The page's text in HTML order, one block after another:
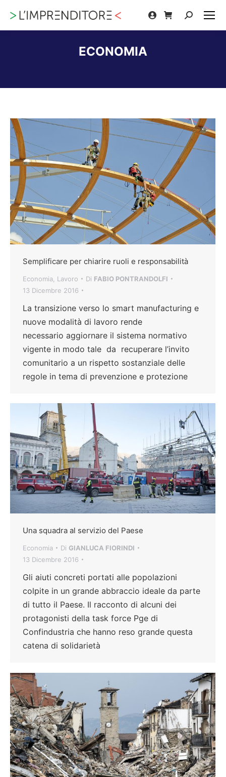
Cerca:
ECONOMIA
Semplificare per chiarire ruoli e responsabilità
Economia Lavoro Di FABIO PONTRANDOLFI
13 Dicembre 2016
La transizione verso lo smart manufacturing e
nuove modalità di lavoro rende
necessario aggiornare il sistema normativo
vigente in modo tale da recuperare l’invito
comunitario a un rispetto sostanziale delle
regole in tema di prevenzione e protezione
Una squadra al servizio del Paese
Economia Di GIANLUCA FIORINDI
13 Dicembre 2016
Gli aiuti concreti portati alle popolazioni
colpite in un grande abbraccio ideale da parte
di tutto il Paese. Il racconto di alcuni dei
protagonisti della task force Pge di
Confindustria che hanno reso grande questa
catena di solidarietà